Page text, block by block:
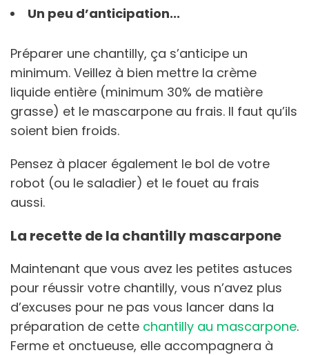
Un peu d’anticipation...
Préparer une chantilly, ça s’anticipe un
minimum. Veillez à bien mettre la crème
liquide entière (minimum 30% de matière
grasse) et le mascarpone au frais. Il faut qu’ils
soient bien froids.
Pensez à placer également le bol de votre
robot (ou le saladier) et le fouet au frais
aussi.
La recette de la chantilly mascarpone
Maintenant que vous avez les petites astuces
pour réussir votre chantilly, vous n’avez plus
d’excuses pour ne pas vous lancer dans la
préparation de cette chantilly au mascarpone.
Ferme et onctueuse, elle accompagnera à